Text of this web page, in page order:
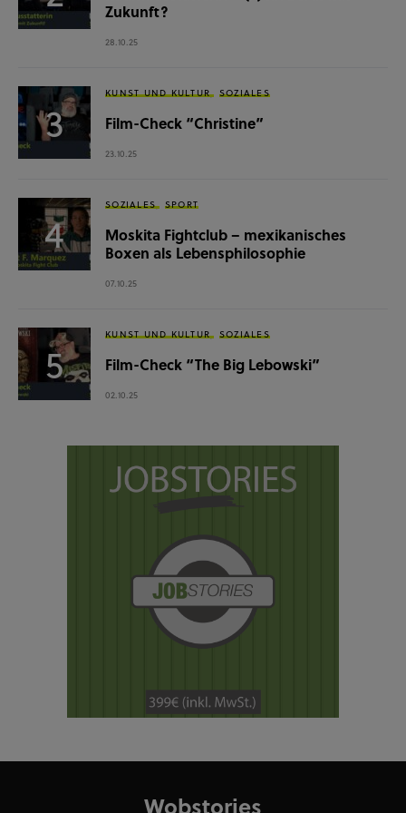
Zukunft?
28.10.25
KUNST UND KULTUR SOZIALES
Film-Check “Christine”
23.10.25
SOZIALES SPORT
Moskita Fightclub – mexikanisches
Boxen als Lebensphilosophie
07.10.25
KUNST UND KULTUR SOZIALES
Film-Check “The Big Lebowski”
02.10.25
Wobstories